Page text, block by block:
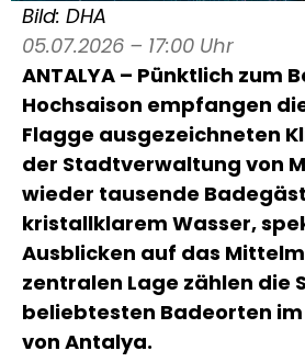
Bild: DHA
05.07.2026 – 17:00 Uhr
ANTALYA – Pünktlich zum
Hochsaison empfangen
Flagge ausgezeichneten
der Stadtverwaltung von
wieder tausende
kristallklarem Wasser,
Ausblicken auf das
zentralen Lage zählen die
beliebtesten Badeorten
von Antalya.